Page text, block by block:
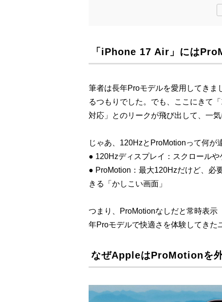
「iPhone 17 Air」には
筆者は長年Proモデルを愛用してきま
るつもりでした。でも、ここにきて
対応」とのリークが飛び出して、一気
じゃあ、120HzとProMotionって何が
● 120Hzディスプレイ：スクロール
● ProMotion：最大120Hzだけど、必
きる「かしこい画面」
つまり、ProMotionなしだと常時表
年Proモデルで快適さを体験してきた
なぜAppleはProMotionを